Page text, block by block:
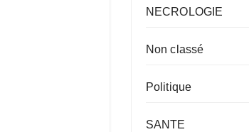
NECROLOGIE
Non classé
Politique
SANTE